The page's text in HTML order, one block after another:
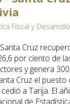
Fiscal y Desarrollo
Cruz
por ciento de
y genera
Cruz el
a Tarija. El
de